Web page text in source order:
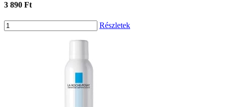
3 890 Ft
Részletek